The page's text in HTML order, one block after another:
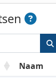
Naam